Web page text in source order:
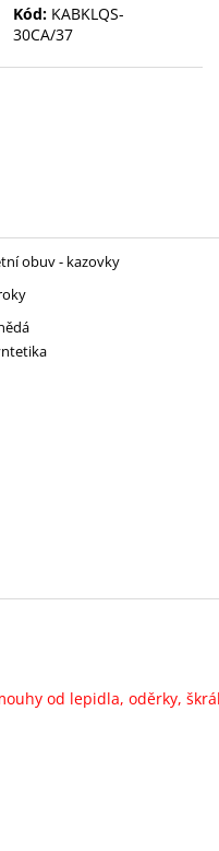
Kód: KABKLQS-
30CA/37
obuv - kazovky
od lepidla, oděrky,
490 Kč